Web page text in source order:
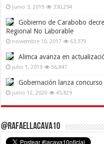
junio 3, 2019 330,294
Gobierno de Carabobo
Regional No Laborable
noviembre 10, 2017 63,379
Alimca avanza en
julio 1, 2019 56,847
Gobernación lanza
junio 12, 2020 45,829
@RafaelLacava10